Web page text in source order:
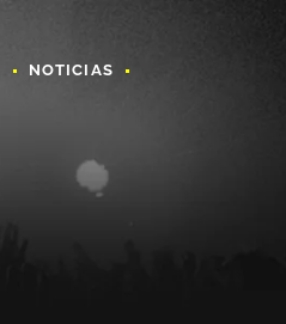
NOTICIAS